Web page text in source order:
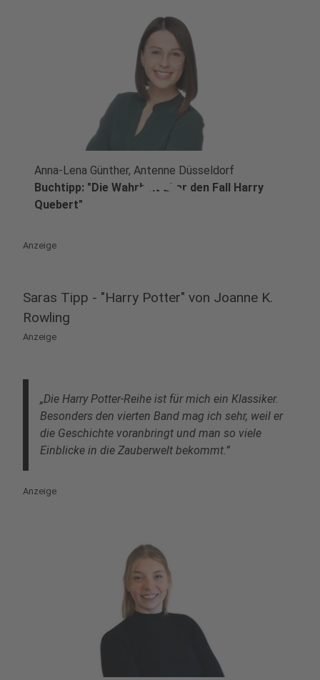
play_circle
Anna-Lena Günther, Antenne Düsseldorf
Buchtipp: "Die Wahrheit über den Fall Harry
Quebert"
Anzeige
Saras Tipp - "Harry Potter" von Joanne K.
Rowling
Anzeige
„Die Harry Potter-Reihe ist für mich ein Klassiker.
Besonders den vierten Band mag ich sehr, weil er
die Geschichte voranbringt und man so viele
Einblicke in die Zauberwelt bekommt.”
Anzeige